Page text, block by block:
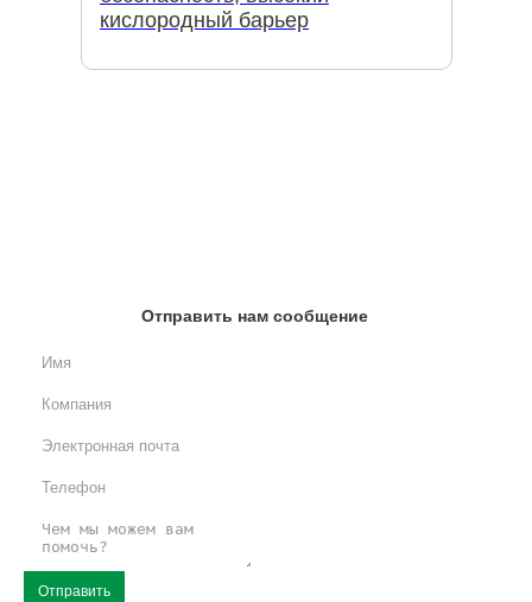
кислородный барьер
Отправить нам сообщение
Отправить